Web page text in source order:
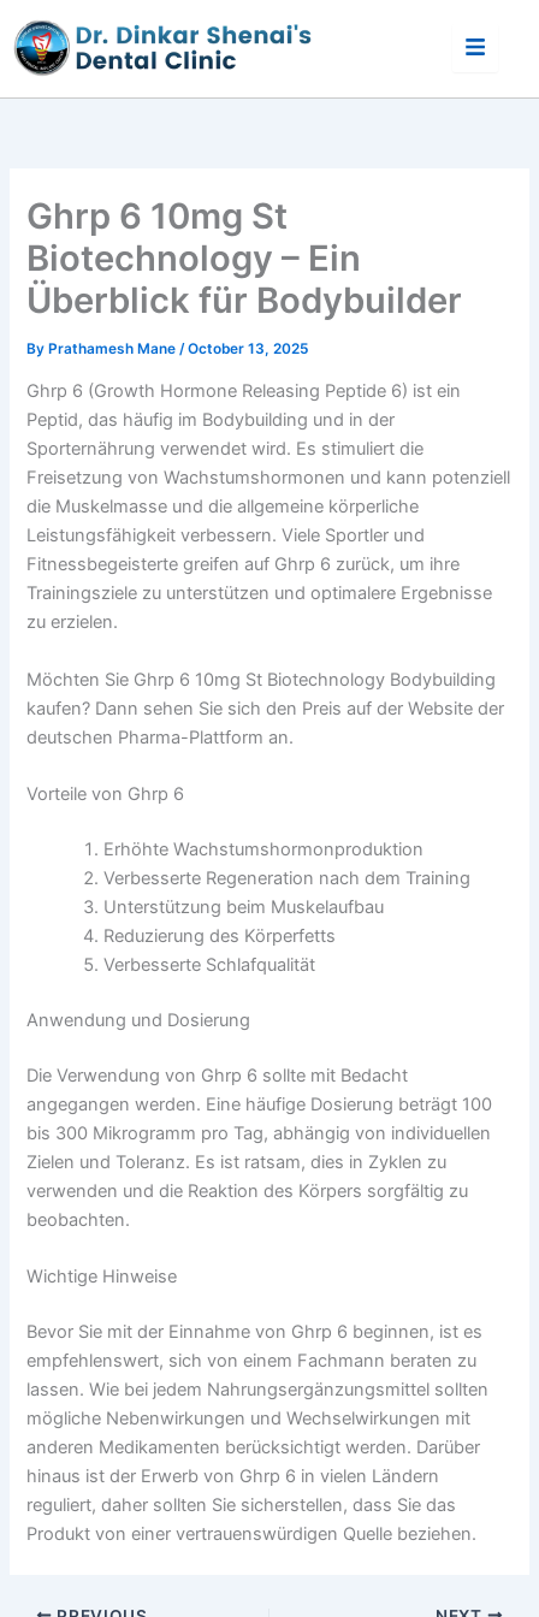
to
content
Ghrp 6 10mg St
Biotechnology – Ein
Überblick für Bodybuilder
ByPrathamesh Mane/October 13, 2025
Ghrp 6 (Growth Hormone Releasing Peptide 6) ist ein
Peptid, das häufig im Bodybuilding und in der
Sporternährung verwendet wird. Es stimuliert die
Freisetzung von Wachstumshormonen und kann potenziell
die Muskelmasse und die allgemeine körperliche
Leistungsfähigkeit verbessern. Viele Sportler und
Fitnessbegeisterte greifen auf Ghrp 6 zurück, um ihre
Trainingsziele zu unterstützen und optimalere Ergebnisse
zu erzielen.
Möchten Sie Ghrp 6 10mg St Biotechnology Bodybuilding
kaufen? Dann sehen Sie sich den Preis auf der Website der
deutschen Pharma-Plattform an.
Vorteile von Ghrp 6
Erhöhte Wachstumshormonproduktion
Verbesserte Regeneration nach dem Training
Unterstützung beim Muskelaufbau
Reduzierung des Körperfetts
Verbesserte Schlafqualität
Anwendung und Dosierung
Die Verwendung von Ghrp 6 sollte mit Bedacht
angegangen werden. Eine häufige Dosierung beträgt 100
bis 300 Mikrogramm pro Tag, abhängig von individuellen
Zielen und Toleranz. Es ist ratsam, dies in Zyklen zu
verwenden und die Reaktion des Körpers sorgfältig zu
beobachten.
Wichtige Hinweise
Bevor Sie mit der Einnahme von Ghrp 6 beginnen, ist es
empfehlenswert, sich von einem Fachmann beraten zu
lassen. Wie bei jedem Nahrungsergänzungsmittel sollten
mögliche Nebenwirkungen und Wechselwirkungen mit
anderen Medikamenten berücksichtigt werden. Darüber
hinaus ist der Erwerb von Ghrp 6 in vielen Ländern
reguliert, daher sollten Sie sicherstellen, dass Sie das
Produkt von einer vertrauenswürdigen Quelle beziehen.